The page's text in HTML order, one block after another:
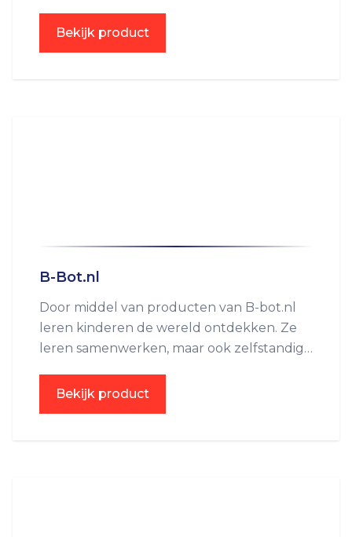
vaardigheden.
Bekijk product
B-Bot.nl
Door middel van producten van B-bot.nl
leren kinderen de wereld ontdekken. Ze
leren samenwerken, maar ook zelfstandig
ruimtelijk inzicht.
Bekijk product